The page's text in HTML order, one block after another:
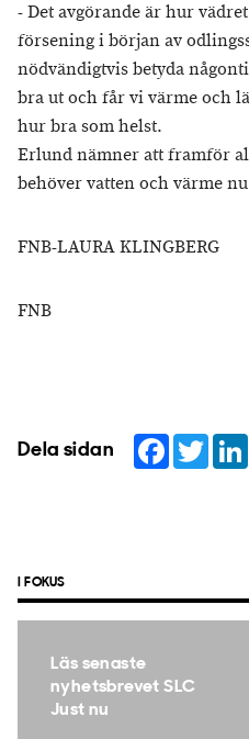
- Det avgörande är hur
försening i början av
nödvändigtvis betyda
bra ut och får vi värme och
hur bra som helst.
Erlund nämner att framför
behöver vatten och värme
FNB-LAURA KLINGBERG
FNB
Dela sidan Facebook
I FOKUS
Läs senaste
nyhetsbrevet SLC
Just nu